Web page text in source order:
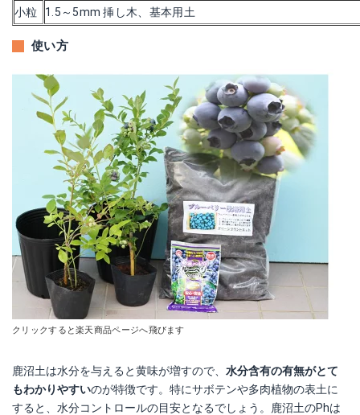
小粒
1.5～5mm 挿し木、基本用土
使い方
クリックすると楽天商品ページへ飛びます
鹿沼土は水分を与えると黄味が増すので、 水分含有の有無がとて
もわかりやすいのが特徴です。特にサボテンや多肉植物の表土に
すると、水分コントロールの目安となるでしょう。鹿沼土のPhは